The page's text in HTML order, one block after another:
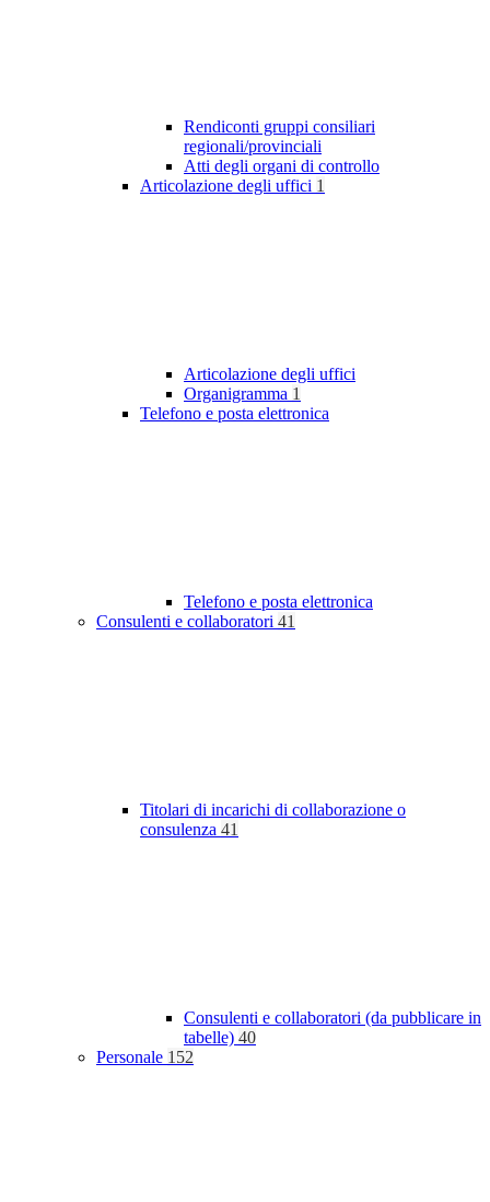
Rendiconti gruppi consiliari
regionali/provinciali
Atti degli organi di controllo
Articolazione degli uffici 1
Articolazione degli uffici
Organigramma 1
Telefono e posta elettronica
Telefono e posta elettronica
Consulenti e collaboratori 41
Titolari di incarichi di collaborazione o
consulenza 41
Consulenti e collaboratori (da pubblicare in
tabelle) 40
Personale 152